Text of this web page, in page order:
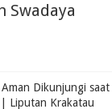
Swadaya
Dikunjungi saat
Liputan Krakatau